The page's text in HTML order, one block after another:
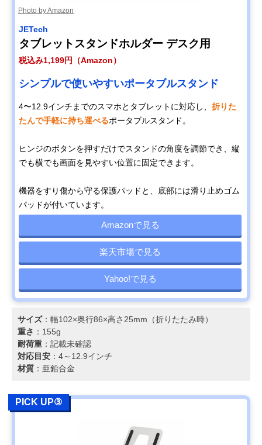
Photo by Amazon
JETech
タブレットスタンドホルダー デスク用
税込み1,199円（Amazon）
シンプルで使いやすいポータブルスタンド
4〜12.9インチまでのスマホとタブレットに対応し、 折りた
たんで手軽に持ち運べるポータブルスタンド。
ヒンジのボタンを押すだけでスタンドの角度を調節でき、縦
でも横でも画面を見やすい位置に固定できます。
機器をすり傷から守る保護パッドと、底部には滑り止めゴム
パッドが付いています。
Amazonで見る
楽天市場で見る
Yahoo!で見る
サイズ：幅102×奥行86×高さ25mm（折りたたみ時）
重さ ：155g
耐荷重 ：記載未確認
対応目安 ：4～12.9インチ
材質 ：亜鉛合金
PICK UP③